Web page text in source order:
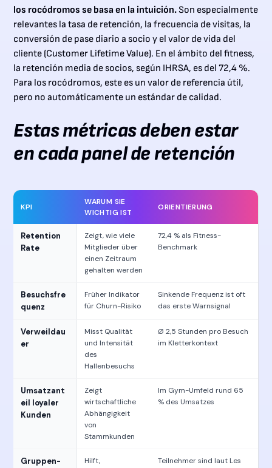
los rocódromos se basa en la intuición.Son especialmente
relevantes la tasa de retención, la frecuencia de visitas, la
conversión de pase diario a socio y el valor de vida del
cliente (Customer Lifetime Value). En el ámbito del fitness,
la retención media de socios, según IHRSA, es del 72,4 %.
Para los rocódromos, este es un valor de referencia útil,
pero no automáticamente un estándar de calidad.
Estas métricas deben estar
en cada panel de retención
KPI
WARUM SIE
WICHTIG IST
ORIENTIERUNG
Retention
Rate
Zeigt, wie viele
Mitglieder über
einen Zeitraum
gehalten werden
72,4 % als Fitness-
Benchmark
Besuchsfre
quenz
Früher Indikator
für Churn-Risiko
Sinkende Frequenz ist oft
das erste Warnsignal
Verweildau
er
Misst Qualität
und Intensität
des
Hallenbesuchs
Ø 2,5 Stunden pro Besuch
im Kletterkontext
Umsatzant
eil loyaler
Kunden
Zeigt
wirtschaftliche
Abhängigkeit
von
Stammkunden
Im Gym-Umfeld rund 65
% des Umsatzes
Gruppen-
Hilft,
Teilnehmer sind laut Les